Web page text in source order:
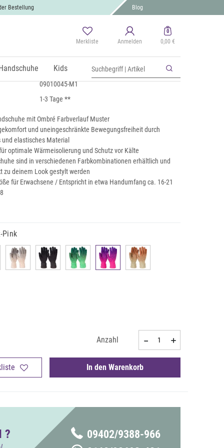
Bestellung Blog
Merkliste Anmelden
0
0,00 €
Kids
Farbverlauf Muster
MwSt., zzgl.Versand
09010045-M1
1-3 Tage **
mit Ombré Farbverlauf Muster
und uneingeschränkte Bewegungsfreiheit durch
elastisches Material
optimale Wärmeisolierung und Schutz vor Kälte
sind in verschiedenen Farbkombinationen erhältlich und
zu deinem Look gestylt werden
für Erwachsene / Entspricht in etwa Handumfang ca. 16-21
Pink
Anzahl
In den Warenkorb
?
09402/9388-966